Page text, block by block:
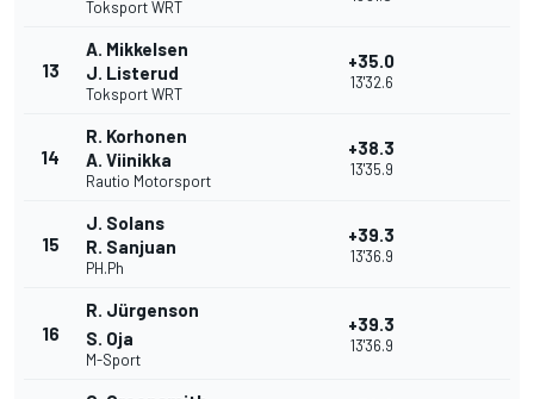
Toksport WRT
13
A. Mikkelsen
J. Listerud
Toksport WRT
+35.0
13'32.6
14
R. Korhonen
A. Viinikka
Rautio Motorsport
+38.3
13'35.9
15
J. Solans
R. Sanjuan
PH.Ph
+39.3
13'36.9
16
R. Jürgenson
S. Oja
M-Sport
+39.3
13'36.9